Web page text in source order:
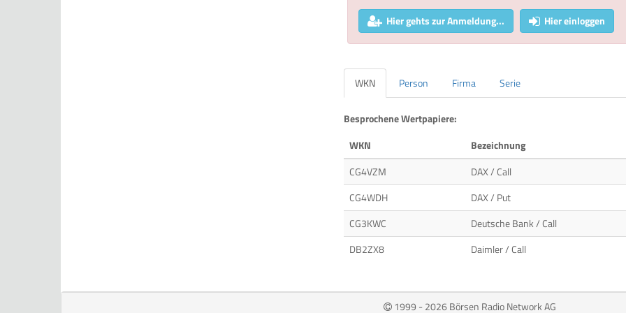
Hier gehts zur Anmeldung... Hier einloggen
WKN Person Firma Serie
Besprochene Wertpapiere:
WKN
Bezeichnung
CG4VZM
DAX / Call
CG4WDH
DAX / Put
CG3KWC
Deutsche Bank / Call
DB2ZX8
Daimler / Call
1999 - 2026 Börsen Radio Network AG